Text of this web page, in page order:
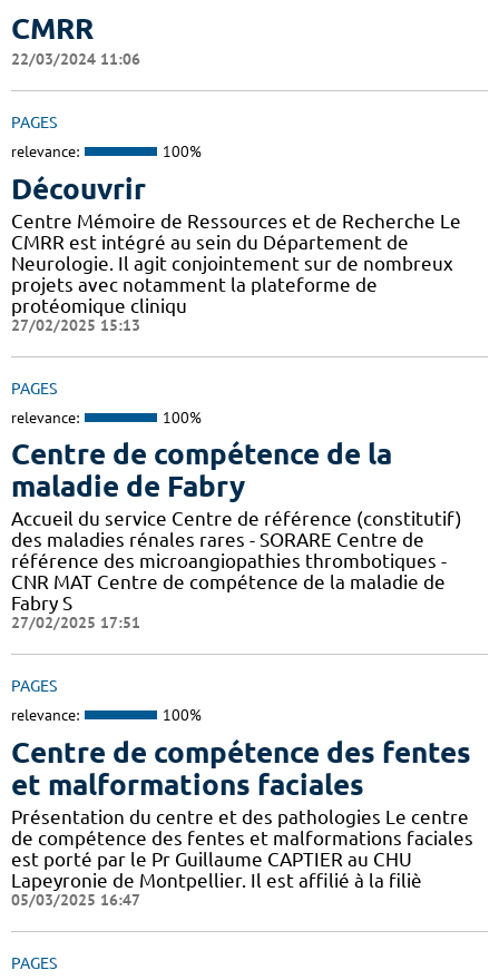
CMRR
22/03/2024 11:06
PAGES
relevance: 100%
Découvrir
Centre Mémoire de Ressources et de Recherche Le
CMRR est intégré au sein du Département de
Neurologie. Il agit conjointement sur de nombreux
projets avec notamment la plateforme de
protéomique cliniqu
27/02/2025 15:13
PAGES
relevance: 100%
Centre de compétence de la
maladie de Fabry
Accueil du service Centre de référence (constitutif)
des maladies rénales rares - SORARE Centre de
référence des microangiopathies thrombotiques -
CNR MAT Centre de compétence de la maladie de
Fabry S
27/02/2025 17:51
PAGES
relevance: 100%
Centre de compétence des fentes
et malformations faciales
Présentation du centre et des pathologies Le centre
de compétence des fentes et malformations faciales
est porté par le Pr Guillaume CAPTIER au CHU
Lapeyronie de Montpellier. Il est affilié à la filiè
05/03/2025 16:47
PAGES